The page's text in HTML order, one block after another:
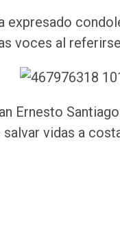
expresado
voces al
Ernesto
vidas a